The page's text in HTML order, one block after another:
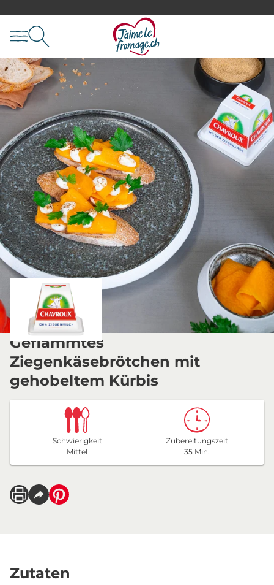
Geflämmtes
Ziegenkäsebrötchen mit
gehobeltem Kürbis
Schwierigkeit
Mittel
Zubereitungszeit
35 Min.
Zutaten